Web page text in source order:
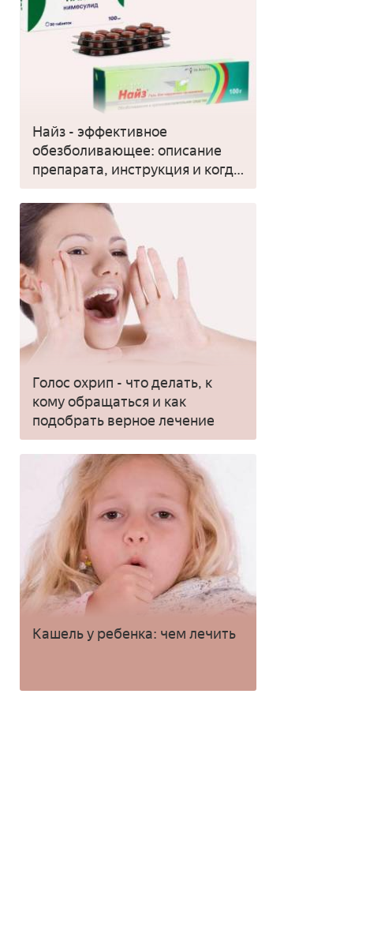
Найз - эффективное
обезболивающее: описание
препарата, инструкция и когда
применять
Голос охрип - что делать, к
кому обращаться и как
подобрать верное лечение
Кашель у ребенка: чем лечить